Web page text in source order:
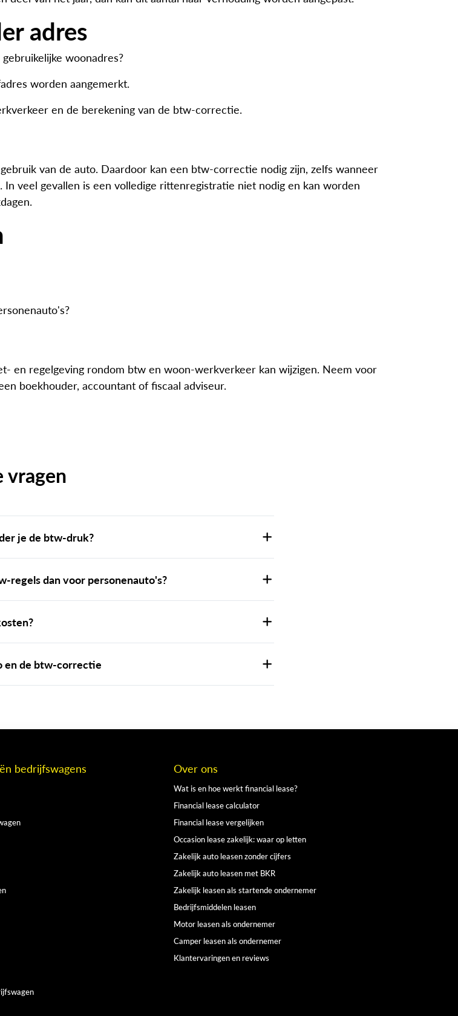
adres
woonadres?
worden aangemerkt.
en de berekening van de btw-correctie.
van de auto. Daardoor kan een btw-correctie nodig zijn, zelfs wanneer
veel gevallen is een volledige rittenregistratie niet nodig en kan worden
en regelgeving rondom btw en woon-werkverkeer kan wijzigen. Neem voor
boekhouder, accountant of fiscaal adviseur.
vragen
je de btw-druk?
regels dan voor personenauto's?
en de btw-correctie
bedrijfswagens Over ons
Wat is en hoe werkt financial lease?
Financial lease calculator
Financial lease vergelijken
Occasion lease zakelijk: waar op letten
Zakelijk auto leasen zonder cijfers
Zakelijk auto leasen met BKR
Zakelijk leasen als startende ondernemer
Bedrijfsmiddelen leasen
Motor leasen als ondernemer
Camper leasen als ondernemer
Klantervaringen en reviews